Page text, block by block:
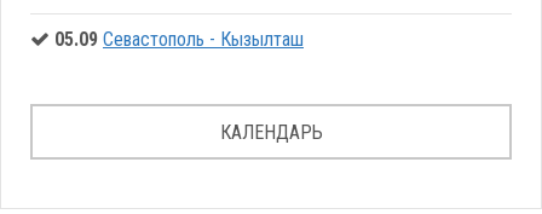
05.09 Севастополь - Кызылташ
КАЛЕНДАРЬ